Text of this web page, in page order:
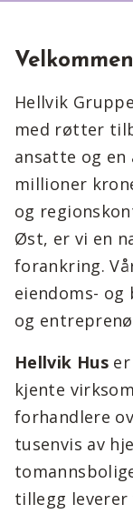
Hellvik
med røtter
ansatte og en
millioner
og
Øst, er vi en
forankring.
eiendoms-
og
Hellvik Huser
kjente
forhandlere
tusenvis av
tillegg